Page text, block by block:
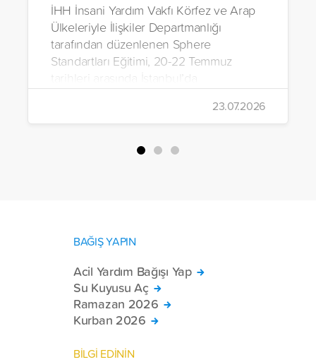
İHH İnsani Yardım Vakfı Körfez ve Arap
Ülkeleriyle İlişkiler Departmanlığı
tarafından düzenlenen Sphere
Standartları Eğitimi, 20-22 Temmuz
gerçekleştirildi.
23.07.2026
BAĞIŞ YAPIN
Acil Yardım Bağışı Yap
Su Kuyusu Aç
Ramazan 2026
Kurban 2026
BİLGİ EDİNİN